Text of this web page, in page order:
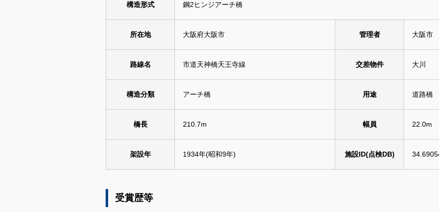
構造形式 鋼2ヒンジアーチ橋
所在地 大阪府大阪市 管理者 大阪市
路線名 市道天神橋天王寺線 交差物件 大川
構造分類 アーチ橋 用途 道路橋
橋長 210.7m 幅員 22.0m
架設年 1934年(昭和9年) 施設ID(点検DB)
受賞歴等